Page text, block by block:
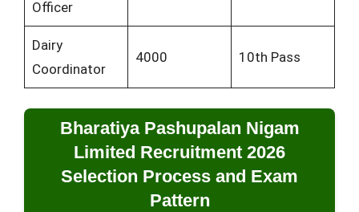
Officer
Dairy
Coordinator
4000 10th Pass
Bharatiya Pashupalan Nigam
Limited Recruitment 2026
Selection Process and Exam
Pattern